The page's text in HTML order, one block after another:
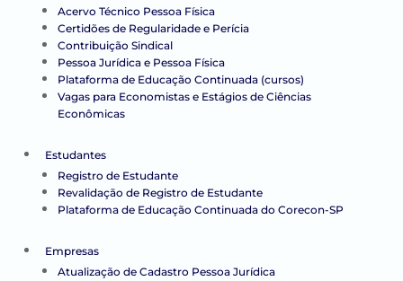
Acervo Técnico Pessoa Física
Certidões de Regularidade e Perícia
Contribuição Sindical
Pessoa Jurídica e Pessoa Física
Plataforma de Educação Continuada (cursos)
Vagas para Economistas e Estágios de Ciências
Econômicas
Estudantes
Registro de Estudante
Revalidação de Registro de Estudante
Plataforma de Educação Continuada do Corecon-SP
Empresas
Atualização de Cadastro Pessoa Jurídica